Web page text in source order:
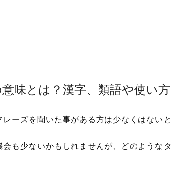
意味とは？漢字、類語や使い
レーズを聞いた事がある方は少なくはないと
も少ないかもしれませんが、どのような